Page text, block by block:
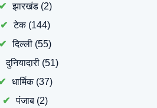
झारखंड(2)
टेक(144)
दिल्ली (55)
दुनियादारी(51)
धार्मिक(37)
पंजाब (2)